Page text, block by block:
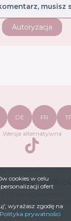
cookies w celu
ofert
wyrażasz zgodę na
Polityka prywatności
musisz
Autoryzacja
Analizator
DE FR
Wersja alternatywna
TikTok